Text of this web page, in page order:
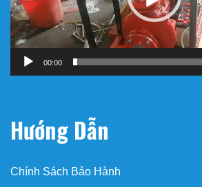
00:00
Hướng Dẫn
Chính Sách Bảo Hành